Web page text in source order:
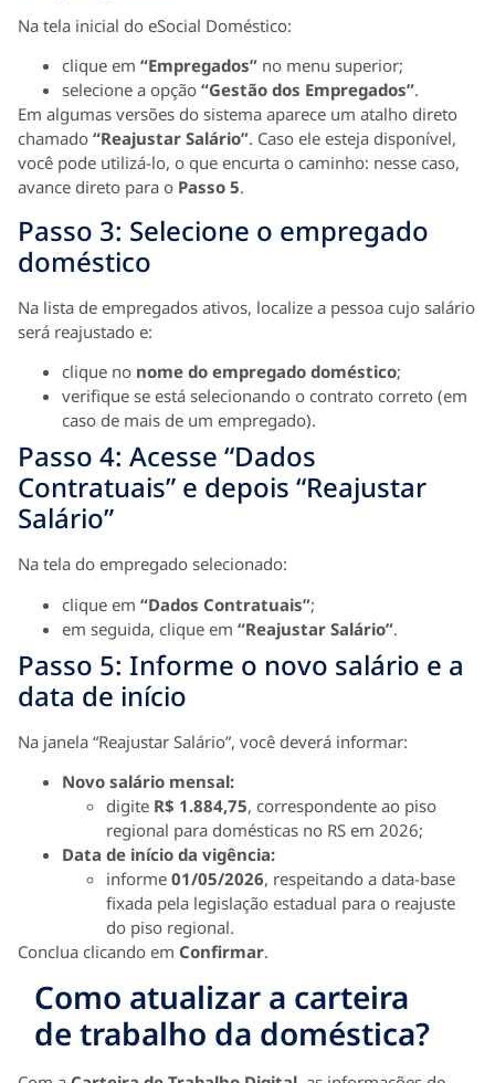
Na tela inicial do eSocial Doméstico:
clique em “Empregados” no menu superior;
selecione a opção “Gestão dos Empregados”.
Em algumas versões do sistema aparece um atalho direto
chamado “Reajustar Salário”. Caso ele esteja disponível,
você pode utilizá‑lo, o que encurta o caminho: nesse caso,
avance direto para o Passo 5.
Passo 3: Selecione o empregado
doméstico
Na lista de empregados ativos, localize a pessoa cujo salário
será reajustado e:
clique no nome do empregado doméstico;
verifique se está selecionando o contrato correto (em
caso de mais de um empregado).
Passo 4: Acesse “Dados
Contratuais” e depois “Reajustar
Salário”
Na tela do empregado selecionado:
clique em “Dados Contratuais”;
em seguida, clique em “Reajustar Salário”.
Passo 5: Informe o novo salário e a
data de início
Na janela “Reajustar Salário”, você deverá informar:
Novo salário mensal:
digite R$ 1.884,75, correspondente ao piso
regional para domésticas no RS em 2026;
Data de início da vigência:
informe 01/05/2026, respeitando a data-base
fixada pela legislação estadual para o reajuste
do piso regional.
Conclua clicando em Confirmar.
Como atualizar a carteira
de trabalho da doméstica?